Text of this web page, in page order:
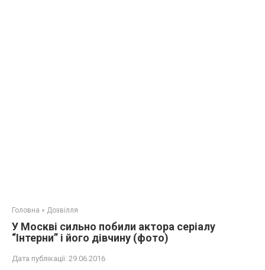
Головна » Дозвілля
У Москві сильно побили актора серіалу
“Інтерни” і його дівчину (фото)
Дата публікації: 29.06.2016